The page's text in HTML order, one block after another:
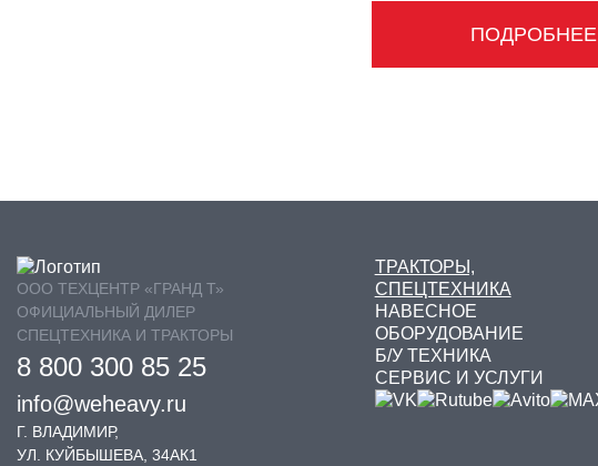
ПОДРОБНЕЕ
ООО ТЕХЦЕНТР «ГРАНД Т»
ОФИЦИАЛЬНЫЙ ДИЛЕР
СПЕЦТЕХНИКА И ТРАКТОРЫ
8 800 300 85 25
info@weheavy.ru
Г. ВЛАДИМИР,
УЛ. КУЙБЫШЕВА, 34АК1
ТРАКТОРЫ,
СПЕЦТЕХНИКА
НАВЕСНОЕ
ОБОРУДОВАНИЕ
Б/У ТЕХНИКА
СЕРВИС И УСЛУГИ